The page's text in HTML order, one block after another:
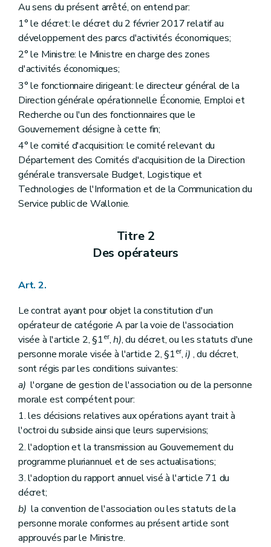
Art. 39
Art. 40
Art. 41
Art. 42
Art. 43
Section 3 Liquidation des subsides
Art. 44
Art. 45
Art. 46
Art. 47
Art. 48
Art. 49
Art. 50
Art. 51
Chapitre IV
Suppression de l'usage économique du bien subsidié
Art. 52
Chapitre V Rapportage, contrôle et sanctions
Art. 53
Des dispositions abrogatoires, transitoires et finales
Art. 58
Art. 60
Annexe
Annexe
Au sens du présent arrêté, on entend par:
1° le décret: le décret du 2 février 2017 relatif au
développement des parcs d'activités économiques;
2° le Ministre: le Ministre en charge des zones
d'activités économiques;
3° le fonctionnaire dirigeant: le directeur général de la
Direction générale opérationnelle Économie, Emploi et
Recherche ou l'un des fonctionnaires que le
Gouvernement désigne à cette fin;
4° le comité d'acquisition: le comité relevant du
Département des Comités d'acquisition de la Direction
générale transversale Budget, Logistique et
Technologies de l'Information et de la Communication du
Service public de Wallonie.
Titre 2
Des opérateurs
Art. 2.
Le contrat ayant pour objet la constitution d'un
opérateur de catégorie A par la voie de l'association
visée à l'article 2, §1er,h), du décret, ou les statuts d'une
personne morale visée à l'article 2, §1er,i) , du décret,
sont régis par les conditions suivantes:
a) l'organe de gestion de l'association ou de la personne
morale est compétent pour:
1. les décisions relatives aux opérations ayant trait à
l'octroi du subside ainsi que leurs supervisions;
2. l'adoption et la transmission au Gouvernement du
programme pluriannuel et de ses actualisations;
3. l'adoption du rapport annuel visé à l'article 71 du
décret;
b) la convention de l'association ou les statuts de la
personne morale conformes au présent article sont
approuvés par le Ministre.